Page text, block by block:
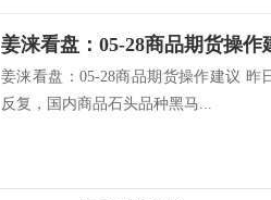
姜涞看盘：05-28商品期货操作
姜涞看盘：05-28商品期货操作建议 昨
反复，国内商品石头品种黑马...